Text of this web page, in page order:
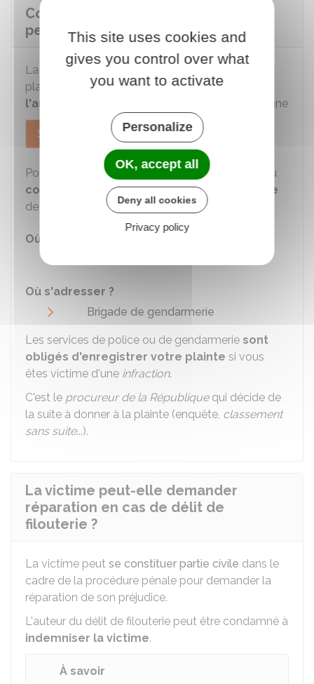
Comment la victime de filouterie
peut-elle porter plainte ?
La victime de filouterie peut porter plainte sur
place ou par courrier.Si elle ne connait pas
l'auteur des faits
, elle peut porter plainte en ligne
Sur place En ligne Par courrier
Pour déposer plainte, vous devez vous rendre au
commissariat de policeou à lagendarmerie
de votre choix.
Où s'adresser ?
Où s'adresser ?
Brigade de gendarmerie
Les services de police ou de gendarmerie sont
obligés d'enregistrer votre plainte si vous
êtes victime d'une infraction.
C'est le procureur de la Républiquequi décide de
la suite à donner à la plainte (enquête, classement
sans suite...).
La victime peut-elle demander
réparation en cas de délit de
filouterie ?
La victime peut se constituer partie civile dans le
cadre de la procédure pénale pour demander la
réparation de son préjudice.
L'auteur du délit de filouterie peut être condamné à
indemniser la victime.
À savoir
This site uses cookies and
gives you control over what
you want to activate
Personalize
OK, accept all
Deny all cookies
Privacy policy